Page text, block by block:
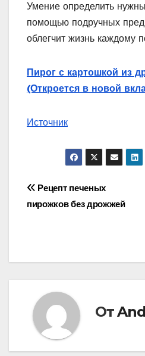
Умение определить
помощью подручных
облегчит жизнь каждому
Пирог с картошкой из
(Откроется в новой
Источник
Навигация
по
Рецепт печеных
пирожков без дрожжей
От